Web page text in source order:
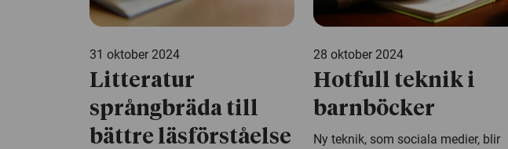
31 oktober 2024
Litteratur
språngbräda till
bättre läsförståelse
28 oktober 2024
Hotfull teknik i
barnböcker
Ny teknik, som sociala medier, blir